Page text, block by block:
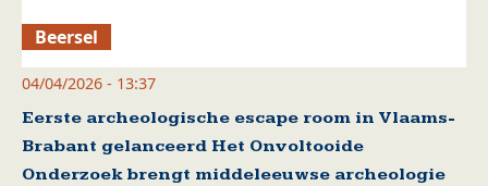
Beersel
04/04/2026 - 13:37
Eerste archeologische escape room in Vlaams-
Brabant gelanceerd Het Onvoltooide
Onderzoek brengt middeleeuwse archeologie